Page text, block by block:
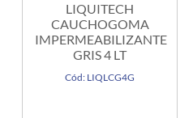
LIQUITECH
CAUCHOGOMA
IMPERMEABILIZANTE
GRIS 4 LT
Cód: LIQLCG4G